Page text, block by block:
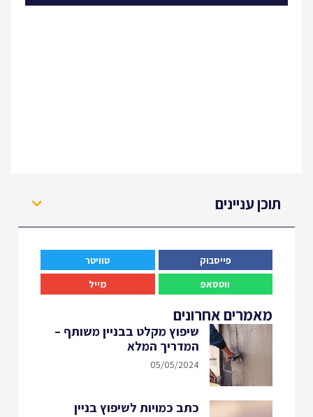
תוכן עניינים
פייסבוק
טוויטר
ווטסאפ
מייל
מאמרים אחרונים
שיפוץ מקלט בבניין משותף –
המדריך המלא
05/05/2024
כתב כמויות לשיפוץ בניין